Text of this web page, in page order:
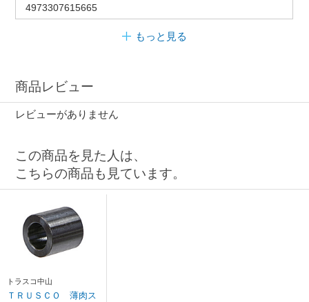
4973307615665
もっと見る
商品レビュー
レビューがありません
この商品を見た人は、
こちらの商品も見ています。
トラスコ中山
ＴＲＵＳＣＯ 薄肉ス